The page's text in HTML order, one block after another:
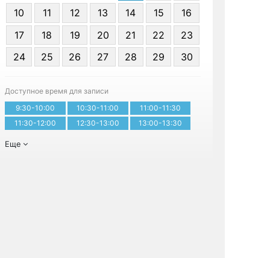
10
11 12 13 14 15
16
17
18 19 20 21 22
23
24
25 26 27 28 29 30
Доступное время для записи
9:30-10:00
10:30-11:00
11:00-11:30
11:30-12:00
12:30-13:00 13:00-13:30
Еще